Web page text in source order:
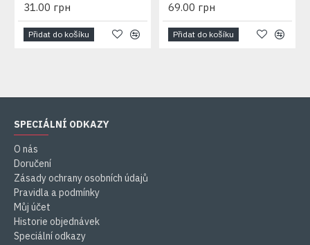
31.00 грн
Přidat do košíku
69.00 грн
Přidat do košíku
SPECIÁLNÍ ODKAZY
O nás
Doručení
Zásady ochrany osobních údajů
Pravidla a podmínky
Můj účet
Historie objednávek
Speciální odkazy